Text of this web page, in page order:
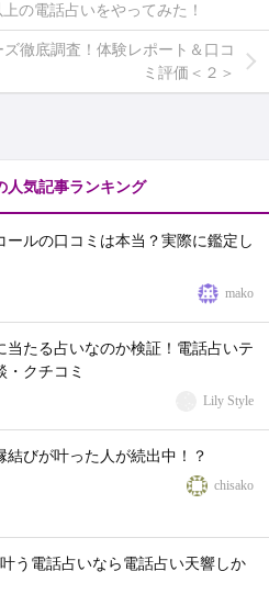
の電話占いをやってみた！
徹底調査！体験レポート＆口コ
ミ評価＜２＞
人気記事ランキング
ールの口コミは本当？実際に鑑定し
mako
当たる占いなのか検証！電話占いテ
・クチコミ
Lily Style
結びが叶った人が続出中！？
chisako
う電話占いなら電話占い天響しか